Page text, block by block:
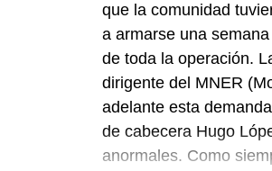
que la comunidad
a armarse una
de toda la operación.
dirigente del MNER
adelante esta
de cabecera Hugo
anormales. Como